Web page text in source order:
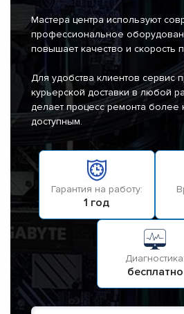
Мастера центра используют
профессиональное
повышает качество и скорость
Для удобства клиентов сервис
курьерской доставки в любой
делает процесс ремонта более
доступным.
Гарантия на работу:
1 год
Диагностика:
бесплатно